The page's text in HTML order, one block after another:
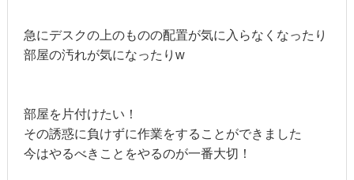
急にデスクの上のものの配置が気に入らなくなったり
部屋の汚れが気になったりw
部屋を片付けたい！
その誘惑に負けずに作業をすることができました
今はやるべきことをやるのが一番大切！